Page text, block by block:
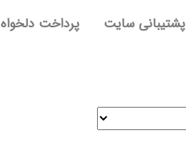
پشتیبانی سایت پرداخت دلخواه